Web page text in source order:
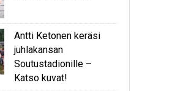
Antti Ketonen keräsi
juhlakansan
Soutustadionille –
Katso kuvat!